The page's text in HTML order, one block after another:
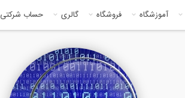
آموزشگاه فروشگاه گالری حساب شرکتی